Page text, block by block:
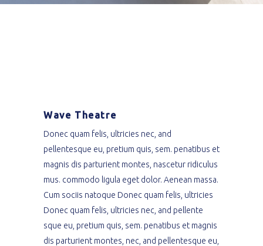
Wave Theatre
Donec quam felis, ultricies nec, and
pellentesque eu, pretium quis, sem. penatibus et
magnis dis parturient montes, nascetur ridiculus
mus. commodo ligula eget dolor. Aenean massa.
Cum sociis natoque Donec quam felis, ultricies
Donec quam felis, ultricies nec, and pellente
sque eu, pretium quis, sem. penatibus et magnis
dis parturient montes, nec, and pellentesque eu,